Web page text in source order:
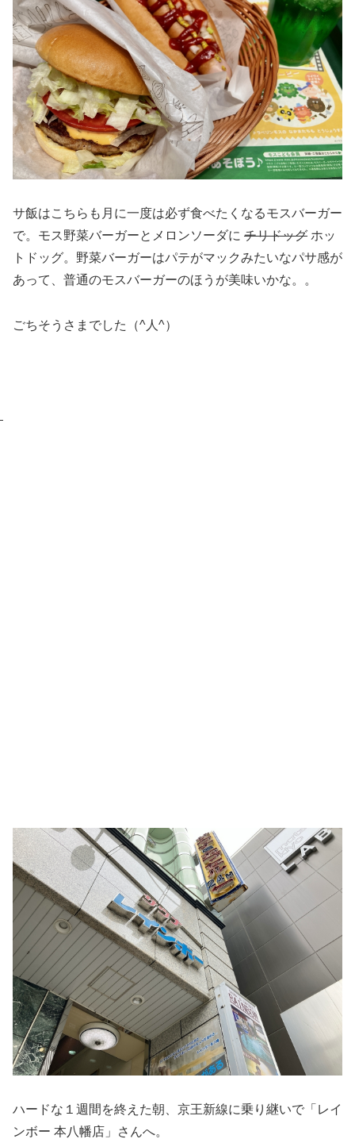
サ飯はこちらも月に一度は必ず食べたくなるモスバーガー
で。モス野菜バーガーとメロンソーダに チリドッグ ホッ
トドッグ。野菜バーガーはパテがマックみたいなパサ感が
あって、普通のモスバーガーのほうが美味いかな。。
ごちそうさまでした（^人^）
ハードな１週間を終えた朝、京王新線に乗り継いで「レイ
ンボー 本八幡店」さんへ。